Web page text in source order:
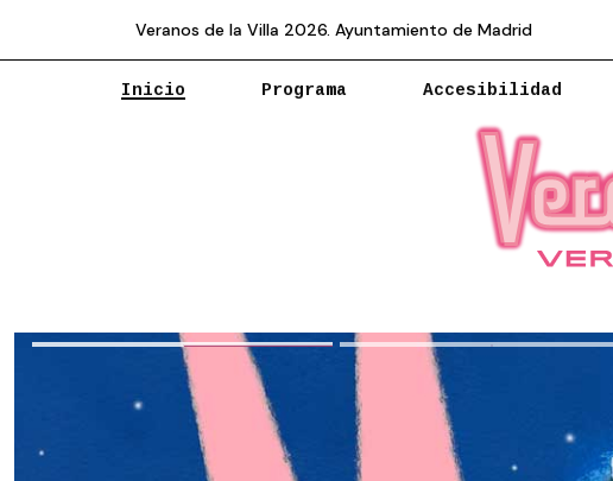
Veranos de la Villa 2026. Ayuntamiento de Madrid
Inicio Programa Accesibilidad
Veranos de la Villa 2026